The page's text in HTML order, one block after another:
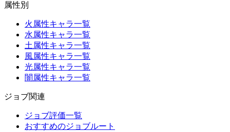
属性別
火属性キャラ一覧
水属性キャラ一覧
土属性キャラ一覧
風属性キャラ一覧
光属性キャラ一覧
闇属性キャラ一覧
ジョブ関連
ジョブ評価一覧
おすすめのジョブルート